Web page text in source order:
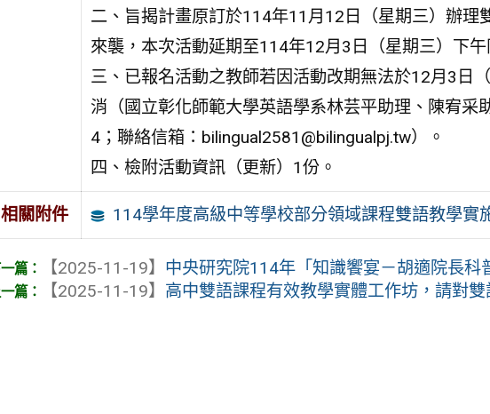
二、旨揭計畫原訂於114年11月12日（星期三）辦
來襲，本次活動延期至114年12月3日（星期三）下午
三、已報名活動之教師若因活動改期無法於12月3日
消（國立彰化師範大學英語學系林芸平助理、陳宥
4；聯絡信箱：bilingual2581@bilingualpj.tw）。
四、檢附活動資訊（更新）1份。
相關附件 114學年度高級中等學校部分領域課程雙語教學實
【2025-11-19】 中央研究院114年「知識饗宴－胡適院長科
【2025-11-19】 高中雙語課程有效教學實體工作坊，請對